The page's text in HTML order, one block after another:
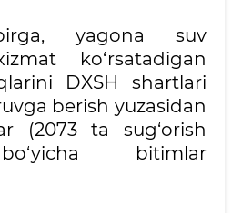
yagona suv
ko‘rsatadigan
DXSH shartlari
berish yuzasidan
(2073 ta sug‘orish
bitimlar